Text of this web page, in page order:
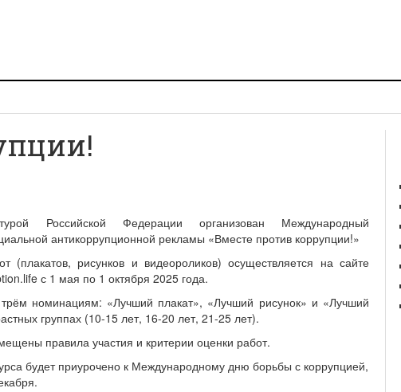
Российской Федерации организован Международный
антикоррупционной рекламы «Вместе против коррупции!»
(плакатов, рисунков и видеороликов) осуществляется на сайте
с 1 мая по 1 октября 2025 года.
трём номинациям: «Лучший плакат», «Лучший рисунок» и «Лучший
группах (10-15 лет, 16-20 лет, 21-25 лет).
правила участия и критерии оценки работ.
будет приурочено к Международному дню борьбы с коррупцией,